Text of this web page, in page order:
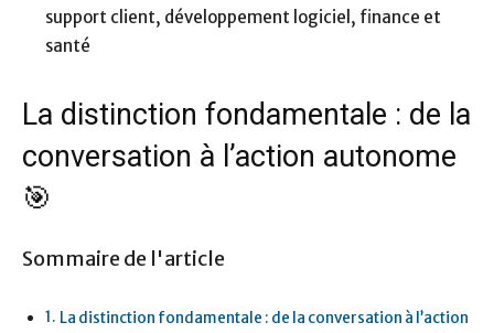
support client, développement logiciel, finance et
santé
La distinction fondamentale : de la
conversation à l’action autonome
🎯
Sommaire de l'article
La distinction fondamentale : de la conversation à l’action